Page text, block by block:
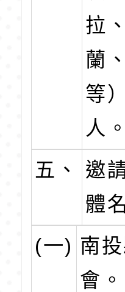
拉
蘭
等
人。
五、
邀
體
(一) 南
會。